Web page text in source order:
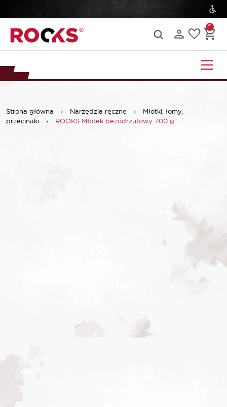
Strona główna › Narzędzia ręczne ›
Młotki, łomy,
przecinaki
› ROOKS Młotek bezodrzutowy 700 g